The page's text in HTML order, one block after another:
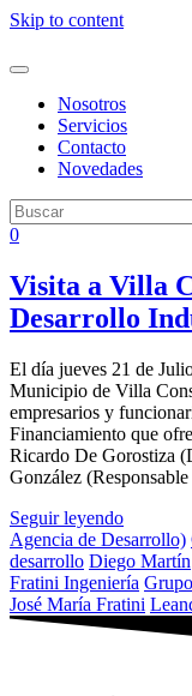
Skip to content
Nosotros
Servicios
Contacto
Novedades
0
Visita a Villa
Desarrollo
El día jueves 21 de
Municipio de Villa
empresarios y
Financiamiento que
Ricardo De Gorostiza
González
Seguir leyendo
Agencia de Desarrollo)
desarrollo Diego Martín
Fratini Ingeniería
José María Fratini